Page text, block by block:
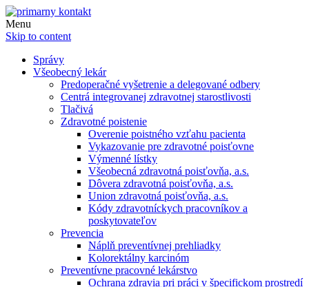
Menu
Skip to content
Správy
Všeobecný lekár
Predoperačné vyšetrenie a delegované odbery
Centrá integrovanej zdravotnej starostlivosti
Tlačivá
Zdravotné poistenie
Overenie poistného vzťahu pacienta
Vykazovanie pre zdravotné poisťovne
Výmenné lístky
Všeobecná zdravotná poisťovňa, a.s.
Dôvera zdravotná poisťovňa, a.s.
Union zdravotná poisťovňa, a.s.
Kódy zdravotníckych pracovníkov a
poskytovateľov
Prevencia
Náplň preventívnej prehliadky
Kolorektálny karcinóm
Preventívne pracovné lekárstvo
Ochrana zdravia pri práci v špecifickom prostredí